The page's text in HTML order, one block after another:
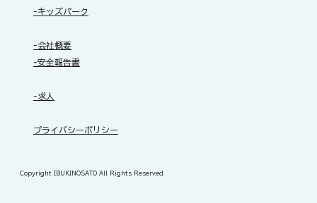
Copyright IBUKINOSATO All Rights Reserved.
-キッズパーク
-会社概要
-安全報告書
-求人
​プライバシーポリシー